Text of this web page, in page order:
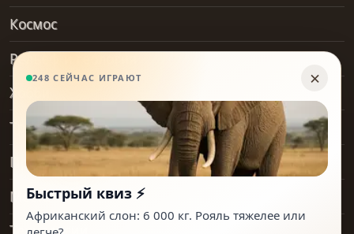
Космос
Рельеф и геология
Хобби
Транспорт
Предметы
Места